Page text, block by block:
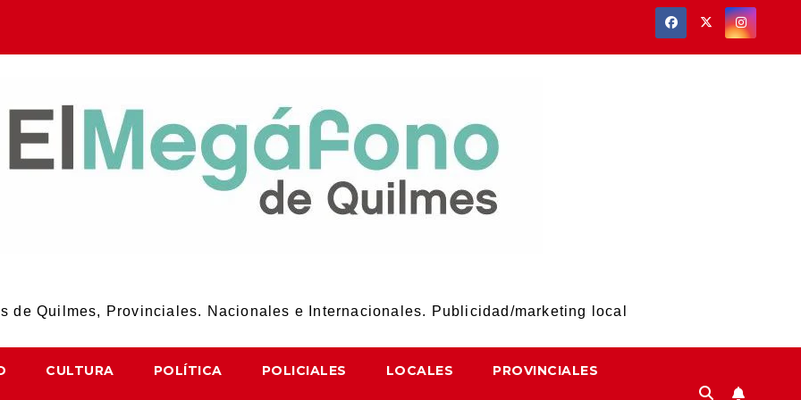
de Quilmes, Provinciales. Nacionales e Internacionales. Publicidad/marketing local
CULTURA POLÍTICA POLICIALES LOCALES PROVINCIALES